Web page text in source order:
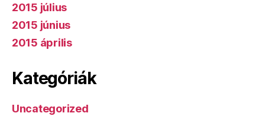
2015 július
2015 június
2015 április
Kategóriák
Uncategorized